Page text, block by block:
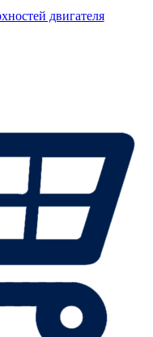
двигателя